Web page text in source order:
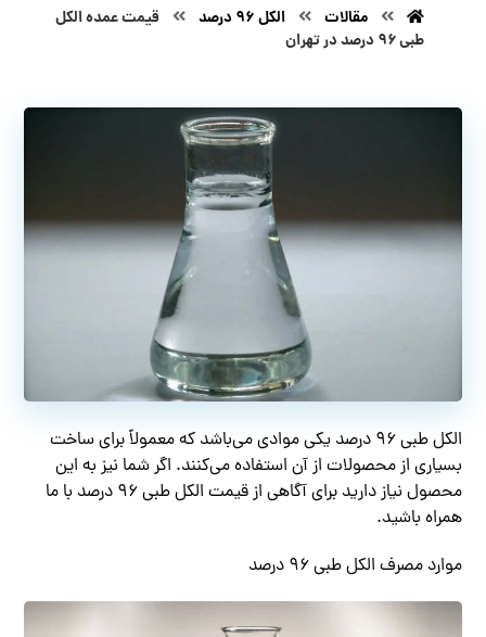
مقالات الکل 96 درصد
قیمت عمده الکل
طبی ۹۶ درصد در تهران
الکل طبی ۹۶ درصد یکی موادی می‌باشد که معمولاً برای ساخت
بسیاری از محصولات از آن استفاده می‌کنند. اگر شما نیز به این
محصول نیاز دارید برای آگاهی از قیمت الکل طبی ۹۶ درصد با ما
همراه باشید.
موارد مصرف الکل طبی ۹۶ درصد